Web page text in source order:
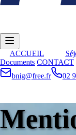
ACCUEIL
Documents CONTACT
bnig@free.fr
02